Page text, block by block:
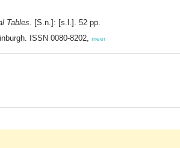
Tables . [S.n.]: [s.l.]. 52 pp.
ISSN 0080-8202, meer